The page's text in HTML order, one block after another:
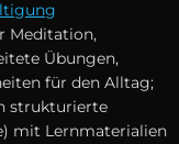
Meditation,
Übungen,
f‬ür d‬en Alltag;
strukturierte
m‬it Lernmaterialien